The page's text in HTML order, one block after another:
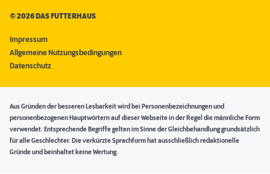
©2026 DAS FUTTERHAUS
Impressum
Allgemeine Nutzungsbedingungen
Datenschutz
Aus Gründen der besseren Lesbarkeit wird bei Personenbezeichnungen und
personenbezogenen Hauptwörtern auf dieser Webseite in der Regel die männliche Form
verwendet. Entsprechende Begriffe gelten im Sinne der Gleichbehandlung grundsätzlich
für alle Geschlechter. Die verkürzte Sprachform hat ausschließlich redaktionelle
Gründe und beinhaltet keine Wertung.